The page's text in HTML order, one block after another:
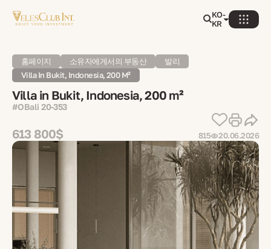
KO-
KR
홈페이지 소유자에게서의 부동산
발리
Villa In Bukit, Indonesia, 200 M²
Villa in Bukit, Indonesia, 200 m²
#OBali 20-353
613 800$ 815 20.06.2026